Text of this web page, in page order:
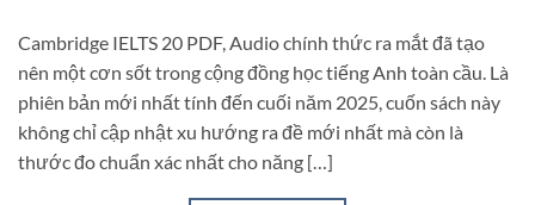
Cambridge IELTS 20 PDF, Audio chính thức ra mắt đã tạo
nên một cơn sốt trong cộng đồng học tiếng Anh toàn cầu. Là
phiên bản mới nhất tính đến cuối năm 2025, cuốn sách này
không chỉ cập nhật xu hướng ra đề mới nhất mà còn là
thước đo chuẩn xác nhất cho năng […]